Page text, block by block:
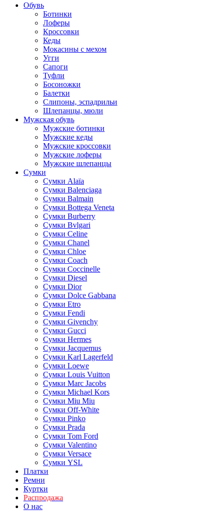
Обувь
Ботинки
Лоферы
Кроссовки
Кеды
Мокасины с мехом
Угги
Сапоги
Туфли
Босоножки
Балетки
Слипоны, эспадрильи
Шлепанцы, мюли
Мужская обувь
Мужские ботинки
Мужские кеды
Мужские кроссовки
Мужские лоферы
Мужские шлепанцы
Сумки
Cумки Alaïa
Сумки Balenciaga
Сумки Balmain
Сумки Bottega Veneta
Сумки Burberry
Сумки Bvlgari
Сумки Celine
Сумки Chanel
Сумки Chloe
Сумки Coach
Сумки Coccinelle
Сумки Diesel
Сумки Dior
Сумки Dolce Gabbana
Сумки Etro
Сумки Fendi
Сумки Givenchy
Сумки Gucci
Сумки Hermes
Сумки Jacquemus
Сумки Karl Lagerfeld
Сумки Loewe
Сумки Louis Vuitton
Сумки Marc Jacobs
Сумки Michael Kors
Сумки Miu Miu
Сумки Off-White
Сумки Pinko
Сумки Prada
Сумки Tom Ford
Cумки Valentino
Сумки Versace
Сумки YSL
Платки
Ремни
Куртки
Распродажа
О нас